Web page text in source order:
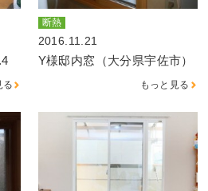
る
断熱
2016.11.21
Y様邸内窓（大分県宇佐市）
もっと見る